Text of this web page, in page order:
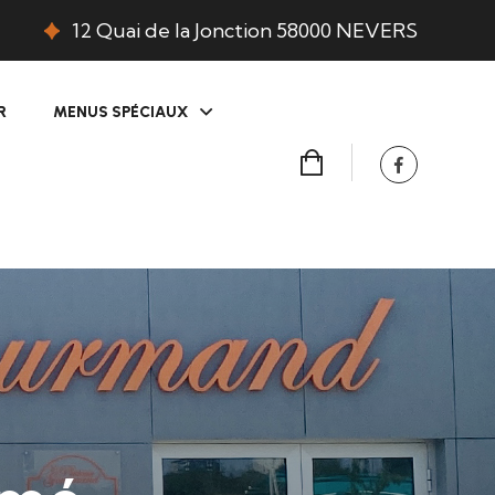
12 Quai de la Jonction 58000 NEVERS
MENUS SPÉCIAUX